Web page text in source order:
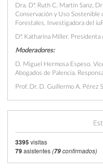
Dra. Dª. Ruth C. Martín Sanz,
Conservación y Uso Sostenible
Forestales. Investigadora del
Dª. Katharina Miller. Presidenta
Moderadores:
D. Miguel Hermosa Espeso.
Abogados de Palencia.
Prof. Dr. D. Guillermo A. Pérez
3395visitas
79asistentes(79confirmados)